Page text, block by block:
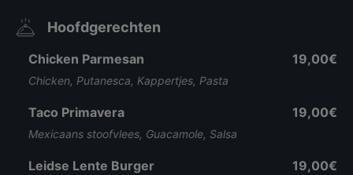
Hoofdgerechten
Chicken Parmesan
Chicken, Putanesca, Kappertjes, Pasta
19,00€
Taco Primavera
Mexicaans stoofvlees, Guacamole, Salsa
19,00€
Leidse Lente Burger 19,00€